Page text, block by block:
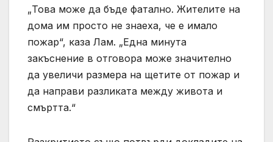
„Това може да бъде фатално. Жителите на
дома им просто не знаеха, че е имало
пожар“, каза Лам. „Една минута
закъснение в отговора може значително
да увеличи размера на щетите от пожар и
да направи разликата между живота и
смъртта.“